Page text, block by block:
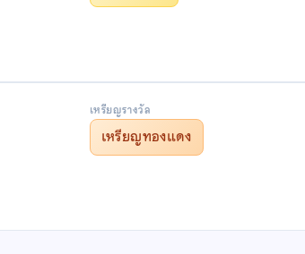
เหรียญรางวัล
เหรียญทองแดง